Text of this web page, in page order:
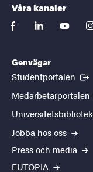
Våra kanaler
facebooklinkedinyoutube
Genvägar
Studentportalen
Medarbetarportalen
Jobba hos oss
Press och media
EUTOPIA